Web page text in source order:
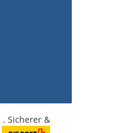
. Sicherer &